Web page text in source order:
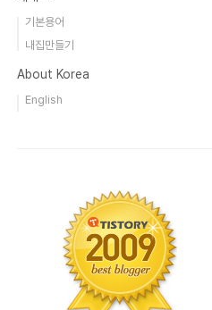
기본용어
내집만들기
About Korea
English